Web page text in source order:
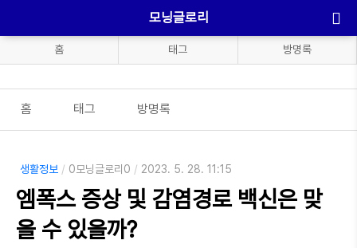
모닝글로리
홈 태그 방명록
홈 태그 방명록
생활정보 / 0모닝글로리0 / 2023. 5. 28. 11:15
엠폭스 증상 및 감염경로 백신은 맞
을 수 있을까?